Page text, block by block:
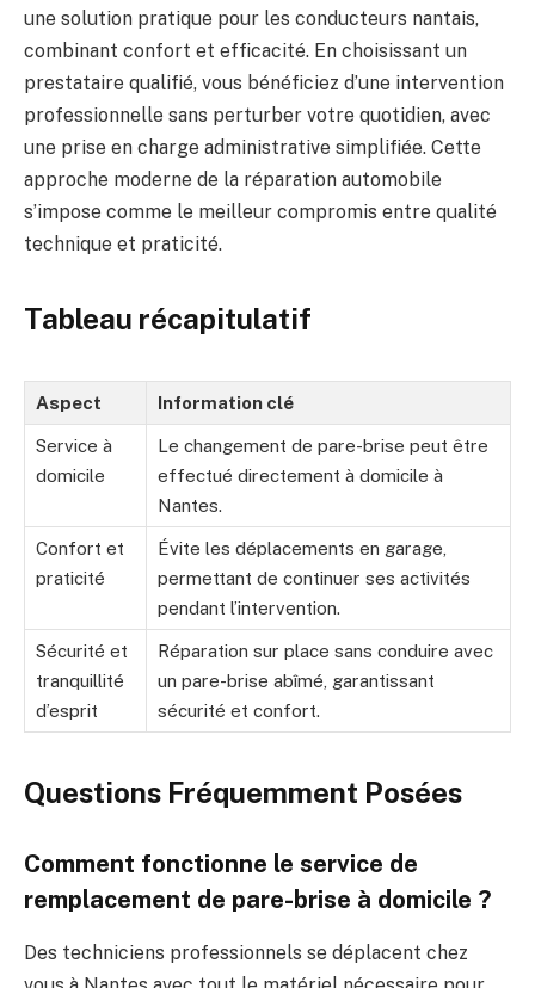
une solution pratique pour les conducteurs nantais,
combinant confort et efficacité. En choisissant un
prestataire qualifié, vous bénéficiez d’une intervention
professionnelle sans perturber votre quotidien, avec
une prise en charge administrative simplifiée. Cette
approche moderne de la réparation automobile
s’impose comme le meilleur compromis entre qualité
technique et praticité.
Tableau récapitulatif
Aspect Information clé
Service à
domicile
Le changement de pare-brise peut être
effectué directement à domicile à
Nantes.
Confort et
praticité
Évite les déplacements en garage,
permettant de continuer ses activités
pendant l’intervention.
Sécurité et
tranquillité
d’esprit
Réparation sur place sans conduire avec
un pare-brise abîmé, garantissant
sécurité et confort.
Questions Fréquemment Posées
Comment fonctionne le service de
remplacement de pare-brise à domicile ?
Des techniciens professionnels se déplacent chez